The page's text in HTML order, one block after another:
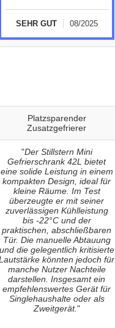
SEHR GUT 08/2025
Platzsparender
Zusatzgefrierer
"Der Stillstern Mini
Gefrierschrank 42L bietet
eine solide Leistung in einem
kompakten Design, ideal für
kleine Räume. Im Test
überzeugte er mit seiner
zuverlässigen Kühlleistung
bis -22°C und der
praktischen, abschließbaren
Tür. Die manuelle Abtauung
und die gelegentlich kritisierte
könnten jedoch für
manche Nutzer Nachteile
darstellen. Insgesamt ein
empfehlenswertes Gerät für
Singlehaushalte oder als
Zweitgerät."